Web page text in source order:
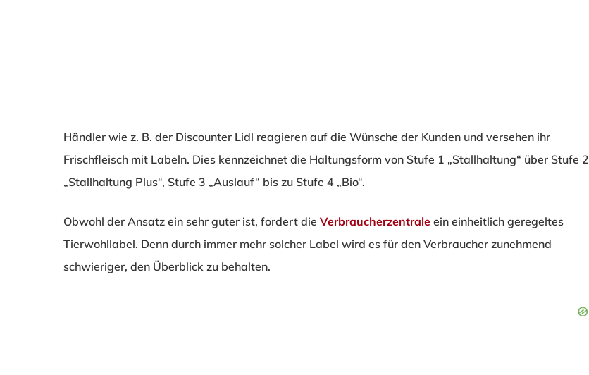
Händler wie z. B. der Discounter Lidl reagieren auf die Wünsche der Kunden und versehen ihr
Frischfleisch mit Labeln. Dies kennzeichnet die Haltungsform von Stufe 1 „Stallhaltung“ über Stufe 2
„Stallhaltung Plus“, Stufe 3 „Auslauf“ bis zu Stufe 4 „Bio“.
Obwohl der Ansatz ein sehr guter ist, fordert die Verbraucherzentrale ein einheitlich geregeltes
Tierwohllabel. Denn durch immer mehr solcher Label wird es für den Verbraucher zunehmend
schwieriger, den Überblick zu behalten.